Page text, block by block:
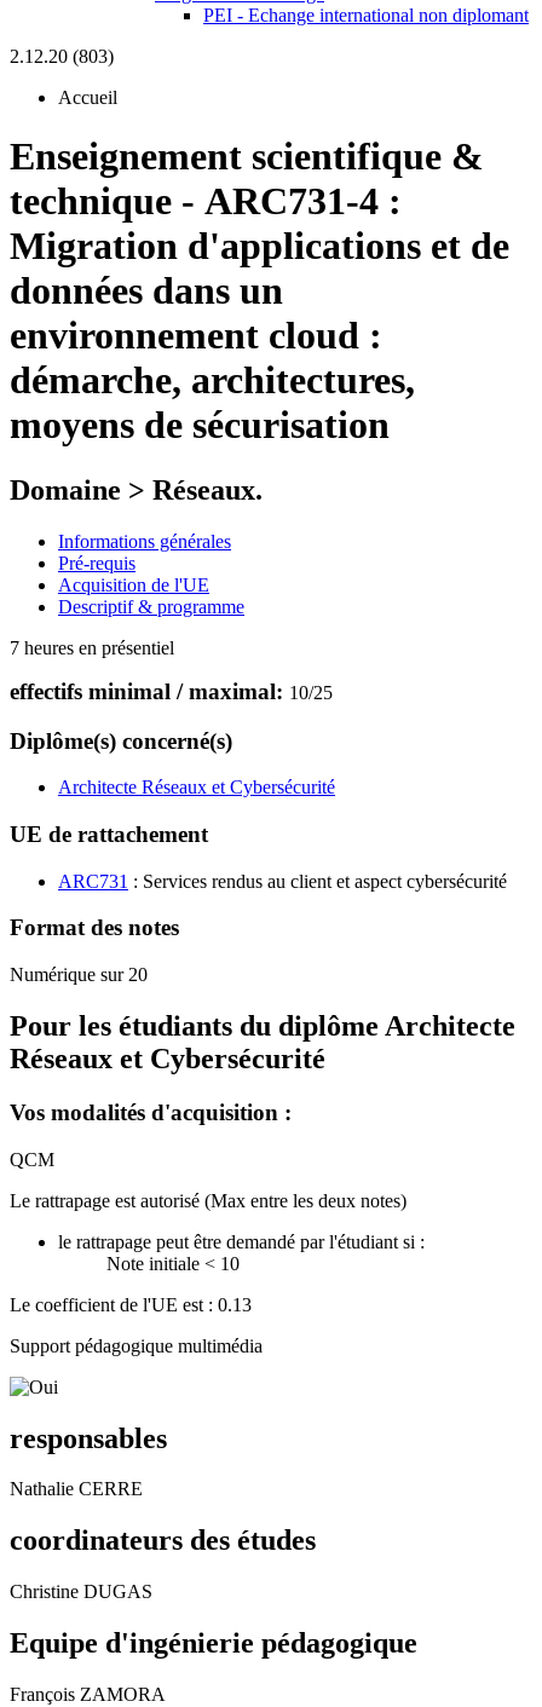
PEI - Echange international non diplomant
2.12.20 (803)
Accueil
Enseignement scientifique &
technique - ARC731-4 :
Migration d'applications et de
données dans un
environnement cloud :
démarche, architectures,
moyens de sécurisation
Domaine > Réseaux.
Informations générales
Pré-requis
Acquisition de l'UE
Descriptif & programme
7 heures en présentiel
effectifs minimal / maximal: 10/25
Diplôme(s) concerné(s)
Architecte Réseaux et Cybersécurité
UE de rattachement
ARC731 : Services rendus au client et aspect cybersécurité
Format des notes
Numérique sur 20
Pour les étudiants du diplôme Architecte
Réseaux et Cybersécurité
Vos modalités d'acquisition :
QCM
Le rattrapage est autorisé (Max entre les deux notes)
le rattrapage peut être demandé par l'étudiant si :
Note initiale < 10
Le coefficient de l'UE est : 0.13
Support pédagogique multimédia
responsables
Nathalie CERRE
coordinateurs des études
Christine DUGAS
Equipe d'ingénierie pédagogique
François ZAMORA